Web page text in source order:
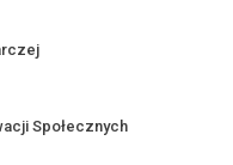
Społecznych